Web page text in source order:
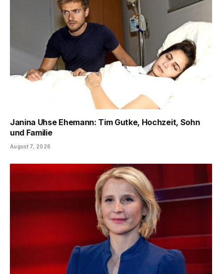
Janina Uhse Ehemann: Tim Gutke, Hochzeit, Sohn
und Familie
August 7, 2026